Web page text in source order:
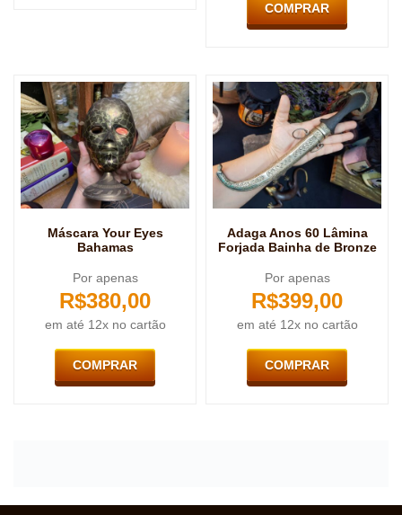
COMPRAR
Máscara Your Eyes
Bahamas
Por apenas
R$380,00
em até 12x no cartão
COMPRAR
Adaga Anos 60 Lâmina
Forjada Bainha de Bronze
Por apenas
R$399,00
em até 12x no cartão
COMPRAR